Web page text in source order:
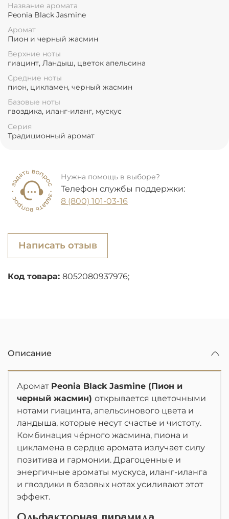
Название аромата
Peonia Black Jasmine
Аромат
Пион и черный жасмин
Верхние ноты
гиацинт, Ландыш, цветок апельсина
Средние ноты
пион, цикламен, черный жасмин
Базовые ноты
гвоздика, иланг-иланг, мускус
Серия
Традиционный аромат
Нужна помощь в выборе?
Телефон службы поддержки:
8 (800) 101-03-16
Написать отзыв
Код товара: 8052080937976;
Описание
Аромат Peonia Black Jasmine (Пион и
черный жасмин) открывается цветочными
нотами гиацинта, апельсинового цвета и
ландыша, которые несут счастье и чистоту.
Комбинация чёрного жасмина, пиона и
цикламена в сердце аромата излучает силу
позитива и гармонии. Драгоценные и
энергичные ароматы мускуса, иланг-иланга
и гвоздики в базовых нотах усиливают этот
эффект.